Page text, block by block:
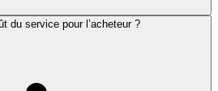
du service pour l’acheteur ?